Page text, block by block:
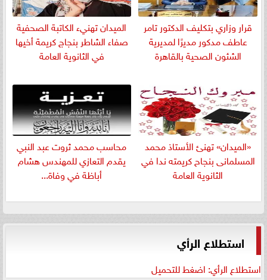
قرار وزاري بتكليف الدكتور تامر
عاطف مدكور مديرًا لمديرية
الشئون الصحية بالقاهرة
الميدان تهنيء الكاتبة الصحفية
صفاء الشاطر بنجاج كريمة أخيها
في الثانوية العامة
«الميدان» تهنئ الأستاذ محمد
المسلمانى بنجاح كريمته ندا في
الثانوية العامة
​محاسب محمد ثروت عبد النبي
يقدم التعازي للمهندس هشام
أباظة في وفاة...
استطلاع الرأي
استطلاع الرأي: اضغط للتحميل